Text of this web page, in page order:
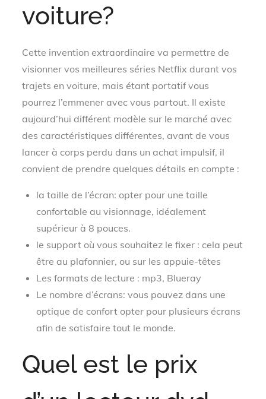
voiture?
Cette invention extraordinaire va permettre de
visionner vos meilleures séries Netflix durant vos
trajets en voiture, mais étant portatif vous
pourrez l’emmener avec vous partout. Il existe
aujourd’hui différent modèle sur le marché avec
des caractéristiques différentes, avant de vous
lancer à corps perdu dans un achat impulsif, il
convient de prendre quelques détails en compte :
la taille de l’écran: opter pour une taille
confortable au visionnage, idéalement
supérieur à 8 pouces.
le support où vous souhaitez le fixer : cela peut
être au plafonnier, ou sur les appuie-têtes
Les formats de lecture : mp3, Blueray
Le nombre d’écrans: vous pouvez dans une
optique de confort opter pour plusieurs écrans
afin de satisfaire tout le monde.
Quel est le prix